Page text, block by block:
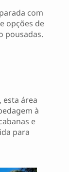
com
opções de
pousadas.
esta área
à
e
para